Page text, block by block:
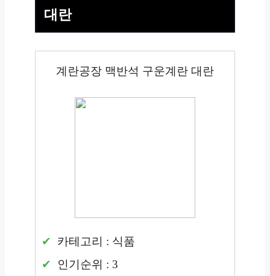
대란
계란공장 맥반석 구운계란 대란
카테고리 : 식품
인기순위 : 3